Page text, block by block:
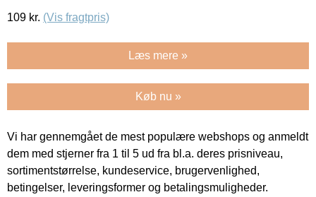
109 kr. (Vis fragtpris)
Læs mere »
Køb nu »
Vi har gennemgået de mest populære webshops og anmeldt
dem med stjerner fra 1 til 5 ud fra bl.a. deres prisniveau,
sortimentstørrelse, kundeservice, brugervenlighed,
betingelser, leveringsformer og betalingsmuligheder.